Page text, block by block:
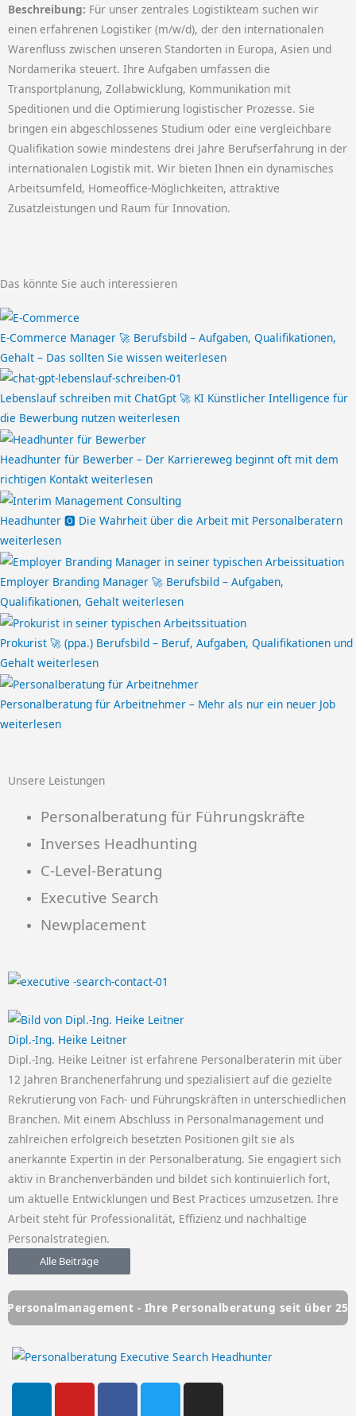
Beschreibung: Für unser zentrales Logistikteam suchen wir
einen erfahrenen Logistiker (m/w/d), der den internationalen
Warenfluss zwischen unseren Standorten in Europa, Asien und
Nordamerika steuert. Ihre Aufgaben umfassen die
Transportplanung, Zollabwicklung, Kommunikation mit
Speditionen und die Optimierung logistischer Prozesse. Sie
bringen ein abgeschlossenes Studium oder eine vergleichbare
Qualifikation sowie mindestens drei Jahre Berufserfahrung in der
internationalen Logistik mit. Wir bieten Ihnen ein dynamisches
Arbeitsumfeld, Homeoffice-Möglichkeiten, attraktive
Zusatzleistungen und Raum für Innovation.
Das könnte Sie auch interessieren
E-Commerce Manager 🚀 Berufsbild – Aufgaben, Qualifikationen,
Gehalt – Das sollten Sie wissen weiterlesen
Lebenslauf schreiben mit ChatGpt 🚀 KI Künstlicher Intelligence für
die Bewerbung nutzen weiterlesen
Headhunter für Bewerber – Der Karriereweg beginnt oft mit dem
richtigen Kontakt weiterlesen
Headhunter 🅾️ Die Wahrheit über die Arbeit mit Personalberatern
weiterlesen
Employer Branding Manager 🚀 Berufsbild – Aufgaben,
Qualifikationen, Gehalt weiterlesen
Prokurist 🚀 (ppa.) Berufsbild – Beruf, Aufgaben, Qualifikationen und
Gehalt weiterlesen
Personalberatung für Arbeitnehmer – Mehr als nur ein neuer Job
weiterlesen
Unsere Leistungen
Personalberatung für Führungskräfte
Inverses Headhunting
C-Level-Beratung
Executive Search
Newplacement
Dipl.-Ing. Heike Leitner
Dipl.-Ing. Heike Leitner ist erfahrene Personalberaterin mit über
12 Jahren Branchenerfahrung und spezialisiert auf die gezielte
Rekrutierung von Fach- und Führungskräften in unterschiedlichen
Branchen. Mit einem Abschluss in Personalmanagement und
zahlreichen erfolgreich besetzten Positionen gilt sie als
anerkannte Expertin in der Personalberatung. Sie engagiert sich
aktiv in Branchenverbänden und bildet sich kontinuierlich fort,
um aktuelle Entwicklungen und Best Practices umzusetzen. Ihre
Arbeit steht für Professionalität, Effizienz und nachhaltige
Personalstrategien.
Alle Beiträge
- Ihre Personalberatung seit über 25 Jahren
L Y F T I